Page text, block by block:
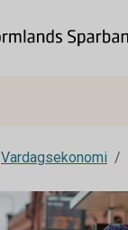
Vardagsekonomi